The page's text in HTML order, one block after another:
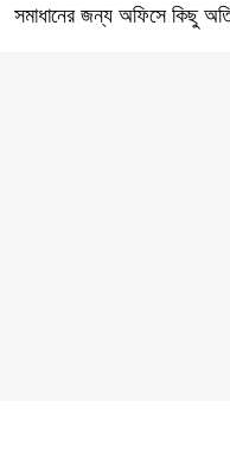
সমাধানের জন্য অফিসে কিছু